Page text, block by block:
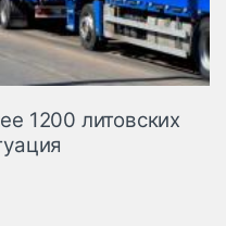
1200 литовских